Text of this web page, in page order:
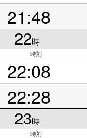
21:48
22時
時刻
22:08
22:28
23時
時刻